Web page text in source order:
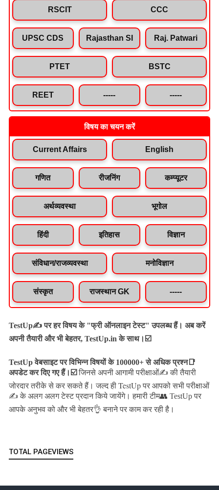
RSCIT CCC
UPSC CDS Rajasthan SI Raj. Patwari
PTET BSTC
REET ----- -----
विषय का चयन करें
Current Affairs English
गणित रीजनिंग कम्प्यूटर
अर्थव्यवस्था भूगोल
हिंदी इतिहास विज्ञान
संविधान/राजव्यवस्था मनोविज्ञान
संस्कृत राजस्थान GK -----
TestUp✍️ पर हर विषय के "फ्री ऑनलाइन टेस्ट" उपलब्ध हैं। अब करें
अपनी तैयारी और भी बेहतर, TestUp.in के साथ।☑️
TestUp वेबसाइट पर विभिन्न विषयों के 100000+ से अधिक प्रश्न📑
अपडेट कर दिए गए हैं। ☑️ जिनसे अपनी आगामी परीक्षाओं✍️ की तैयारी
जोरदार तरीके से कर सकते हैं।जल्द ही TestUp पर आपको सभी परीक्षाओं
✍️ के अलग अलग टेस्ट प्रदान किये जायेंगे। हमारी टीम👥 TestUp पर
आपके अनुभव को और भी बेहतर👌 बनाने पर काम कर रही है।
TOTAL PAGEVIEWS